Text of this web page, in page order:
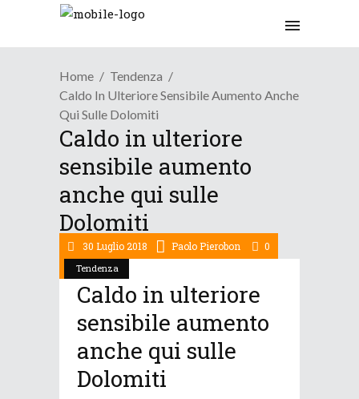
Home
Tendenza
Caldo In Ulteriore Sensibile Aumento Anche
Qui Sulle Dolomiti
Caldo in ulteriore
sensibile aumento
anche qui sulle
Dolomiti
Tendenza
30 Luglio 2018 Paolo Pierobon 0
Caldo in ulteriore
sensibile aumento
anche qui sulle
Dolomiti